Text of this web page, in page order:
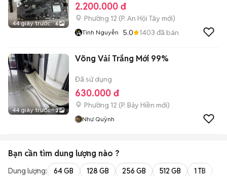
44 giây trước 6
2.200.000 đ
Phường 12 (P. An Hội Tây mới)
Tình Nguyễn 5.0 1403 đã bán
44 giây trước 2
Võng Vải Trắng Mới 99%
Đã sử dụng
630.000 đ
Phường 12 (P. Bảy Hiền mới)
Như Quỳnh
Bạn cần tìm dung lượng nào ?
Dung lượng: 64 GB 128 GB 256 GB 512 GB 1 TB